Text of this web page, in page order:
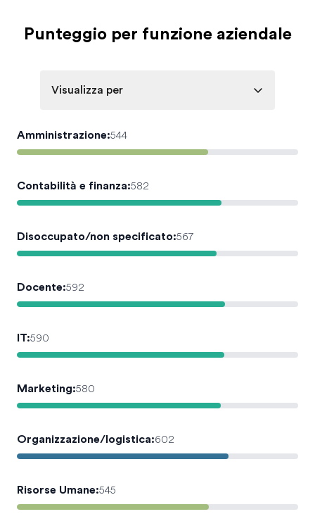
Punteggio per funzione aziendale
Visualizza per
Amministrazione:544
Contabilità e finanza:582
Disoccupato/non specificato:567
Docente:592
IT:590
Marketing:580
Organizzazione/logistica:602
Risorse Umane:545